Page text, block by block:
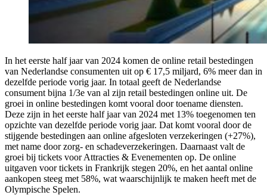
In het eerste half jaar van 2024 komen de online retail bestedingen
van Nederlandse consumenten uit op € 17,5 miljard, 6% meer dan in
dezelfde periode vorig jaar. In totaal geeft de Nederlandse
consument bijna 1/3e van al zijn retail bestedingen online uit. De
groei in online bestedingen komt vooral door toename diensten.
Deze zijn in het eerste half jaar van 2024 met 13% toegenomen ten
opzichte van dezelfde periode vorig jaar. Dat komt vooral door de
stijgende bestedingen aan online afgesloten verzekeringen (+27%),
met name door zorg- en schadeverzekeringen. Daarnaast valt de
groei bij tickets voor Attracties & Evenementen op. De online
uitgaven voor tickets in Frankrijk stegen 20%, en het aantal online
aankopen steeg met 58%, wat waarschijnlijk te maken heeft met de
Olympische Spelen.